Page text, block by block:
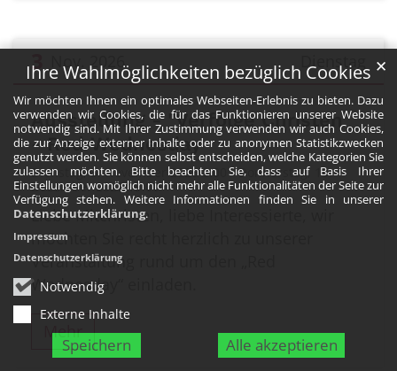
Ihre Wahlmöglichkeiten bezüglich Cookies
Wir möchten Ihnen ein optimales Webseiten-Erlebnis zu bieten. Dazu
verwenden wir Cookies, die für das Funktionieren unserer Website
notwendig sind. Mit Ihrer Zustimmung verwenden wir auch Cookies,
die zur Anzeige externer Inhalte oder zu anonymen Statistikzwecken
genutzt werden. Sie können selbst entscheiden, welche Kategorien Sie
zulassen möchten. Bitte beachten Sie, dass auf Basis Ihrer
Einstellungen womöglich nicht mehr alle Funktionalitäten der Seite zur
Verfügung stehen. Weitere Informationen finden Sie in unserer
Datenschutzerklärung.
Notwendig
Externe Inhalte
Speichern Alle akzeptieren
✕
Impressum
Datenschutzerklärung
Dienstag
3
Nov. 2026
Datum: 3. November 2026
Ausstellung - "Verfolge Christen"
- Red Wednesday
Dienstag, 3. November 2026 8:00 - Donnerstag, 10.
Dezember 2026 19:00
Liebe Mitchristen, liebe Interessierte, wir
möchten Sie recht herzlich zu unserer
Veranstaltung rund um den „Red
Wednesday“ einladen.
Mehr